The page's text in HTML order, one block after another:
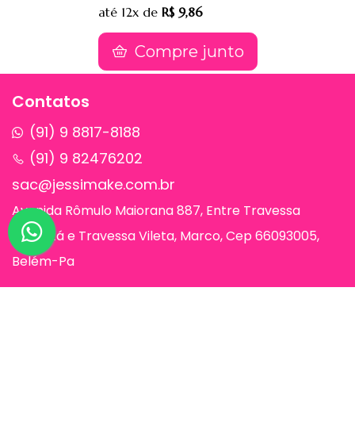
até 12x de R$ 9,86
Compre junto
Contatos
(91) 9 8817-8188
(91) 9 82476202
sac@jessimake.com.br
Avenida Rômulo Maiorana 887, Entre Travessa
Humaitá e Travessa Vileta, Marco, Cep 66093005,
Belém-Pa